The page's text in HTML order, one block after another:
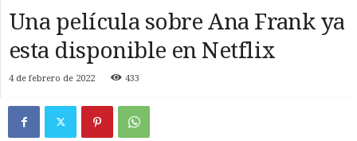
Una película sobre Ana Frank ya
esta disponible en Netflix
4 de febrero de 2022 433